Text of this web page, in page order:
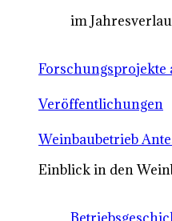
im
Veröffentlichungen
Weinbaubetrieb
Einblick in den